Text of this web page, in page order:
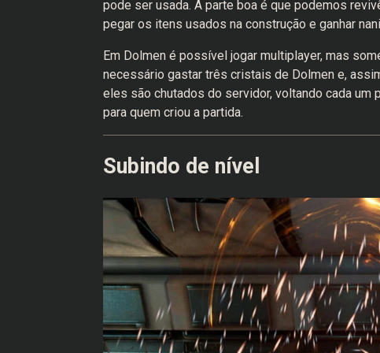
pode ser usada. A parte boa é que podemos
pegar os itens usados na construção e ganhar
Em Dolmen é possível jogar multiplayer, mas
necessário gastar três cristais de Dolmen e,
eles são chutados do servidor, voltando cada um
para quem criou a partida.
Subindo de nível